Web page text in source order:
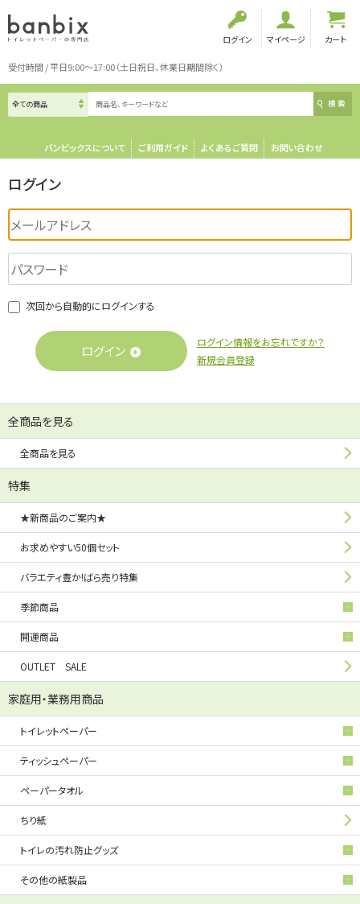
ログイン マイページ カート
受付時間 / 平日9:00～17:00（土日祝日、休業日期間除く）
検索
バンビックスについて ご利用ガイド よくあるご質問 お問い合わせ
ログイン
次回から自動的にログインする
ログイン
ログイン情報をお忘れですか？
新規会員登録
全商品を見る
全商品を見る
特集
★新商品のご案内★
お求めやすい50個セット
バラエティ豊か!ばら売り特集
季節商品
開運商品
OUTLET SALE
家庭用・業務用商品
トイレットペーパー
ティッシュペーパー
ペーパータオル
ちり紙
トイレの汚れ防止グッズ
その他の紙製品